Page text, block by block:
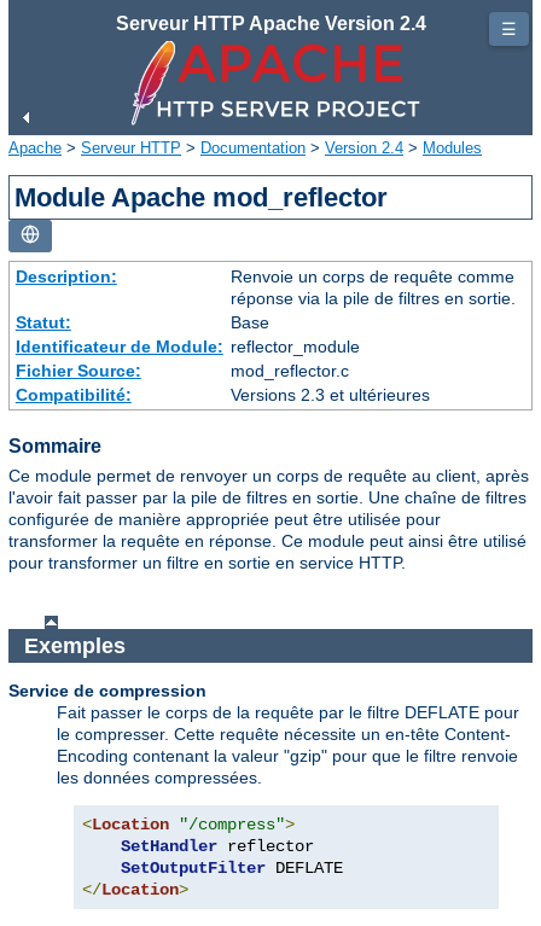
Serveur HTTP Apache Version 2.4
Apache > Serveur HTTP > Documentation > Version 2.4 > Modules
Module Apache mod_reflector
Description:
Renvoie un corps de requête comme
réponse via la pile de filtres en sortie.
Statut:
Base
Identificateur de Module: reflector_module
Fichier Source:
mod_reflector.c
Compatibilité:
Versions 2.3 et ultérieures
Sommaire
Ce module permet de renvoyer un corps de requête au client, après
l'avoir fait passer par la pile de filtres en sortie. Une chaîne de filtres
configurée de manière appropriée peut être utilisée pour
transformer la requête en réponse. Ce module peut ainsi être utilisé
pour transformer un filtre en sortie en service HTTP.
Exemples
Service de compression
Fait passer le corps de la requête par le filtre DEFLATE pour
le compresser. Cette requête nécessite un en-tête Content-
Encoding contenant la valeur "gzip" pour que le filtre renvoie
les données compressées.
<Location "/compress">
SetHandler reflector
SetOutputFilter
</Location>
☰